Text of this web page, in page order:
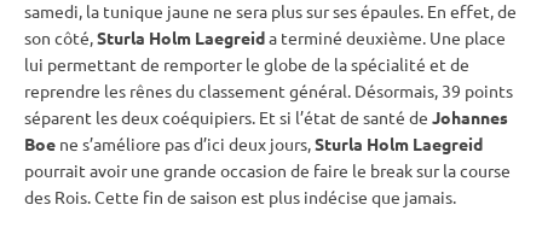
samedi, la tunique jaune ne sera plus sur ses épaules. En effet, de
son côté,Sturla Holm Laegreida terminé deuxième. Une place
lui permettant de remporter le globe de la spécialité et de
reprendre les rênes du classement général. Désormais, 39 points
séparent les deux coéquipiers. Et si l’état de santé de Johannes
Boe ne s’améliore pas d’ici deux jours,Sturla Holm Laegreid
pourrait avoir une grande occasion de faire le break sur la course
des Rois. Cette fin de saison est plus indécise que jamais.